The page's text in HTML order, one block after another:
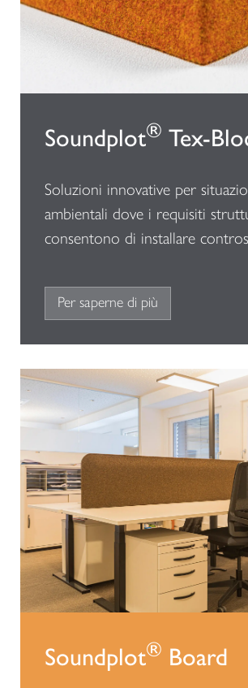
Soundplot® Tex-
Soluzioni innovative per
ambientali dove i requisiti
consentono di installare
Per saperne di più
Soundplot® Board